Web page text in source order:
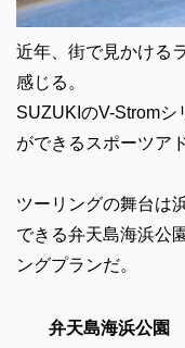
近年、街で見かける
感じる。
SUZUKIのV-Strom
ができるスポーツア
ツーリングの舞台は
できる弁天島海浜公
ングプランだ。
弁天島海浜公園